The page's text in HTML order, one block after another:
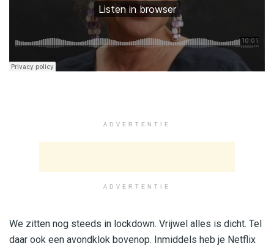
ADVERTENTIE
ADVERTENTIE
We zitten nog steeds in lockdown. Vrijwel alles is dicht. Tel
daar ook een avondklok bovenop. Inmiddels heb je Netflix